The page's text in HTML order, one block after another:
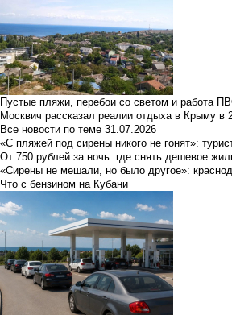
Пустые пляжи, перебои со светом и работа
Москвич рассказал реалии отдыха в Крыму в
Все новости по теме 31.07.2026
«С пляжей под сирены никого не гонят»:
От 750 рублей за ночь: где снять дешевое
«Сирены не мешали, но было другое»:
Что с бензином на Кубани